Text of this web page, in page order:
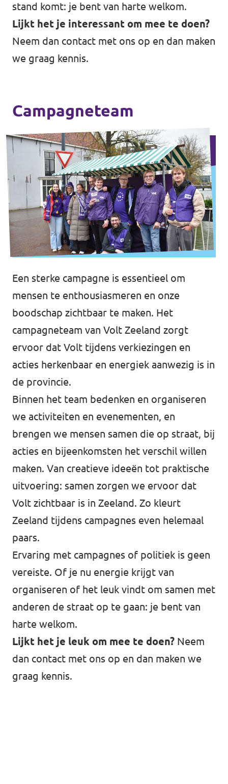
stand komt: je bent van harte welkom.
Lijkt het je interessant om mee te doen?
Neem dan contact met ons op en dan maken
we graag kennis.
Campagneteam
Een sterke campagne is essentieel om
mensen te enthousiasmeren en onze
boodschap zichtbaar te maken. Het
campagneteam van Volt Zeeland zorgt
ervoor dat Volt tijdens verkiezingen en
acties herkenbaar en energiek aanwezig is in
de provincie.
Binnen het team bedenken en organiseren
we activiteiten en evenementen, en
brengen we mensen samen die op straat, bij
acties en bijeenkomsten het verschil willen
maken. Van creatieve ideeën tot praktische
uitvoering: samen zorgen we ervoor dat
Volt zichtbaar is in Zeeland. Zo kleurt
Zeeland tijdens campagnes even helemaal
paars.
Ervaring met campagnes of politiek is geen
vereiste. Of je nu energie krijgt van
organiseren of het leuk vindt om samen met
anderen de straat op te gaan: je bent van
harte welkom.
Lijkt het je leuk om mee te doen? Neem
dan contact met ons op en dan maken we
graag kennis.